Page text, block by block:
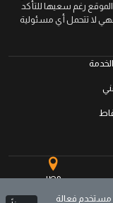
رغم سعيها للتأكد
لا تتحمل أي مسئولية
مصر
مستخدم فعالة